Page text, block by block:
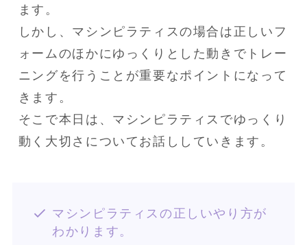
ます。
しかし、マシンピラティスの場合は正しいフ
ォームのほかにゆっくりとした動きでトレー
ニングを行うことが重要なポイントになって
きます。
そこで本日は、マシンピラティスでゆっくり
動く大切さについてお話ししていきます。
マシンピラティスの正しいやり方が
わかります。